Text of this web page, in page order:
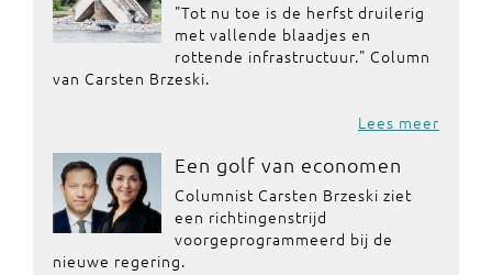
"Tot nu toe is de herfst druilerig
met vallende blaadjes en
rottende infrastructuur." Column
van Carsten Brzeski.
Lees meer
Een golf van economen
Columnist Carsten Brzeski ziet
een richtingenstrijd
voorgeprogrammeerd bij de
nieuwe regering.